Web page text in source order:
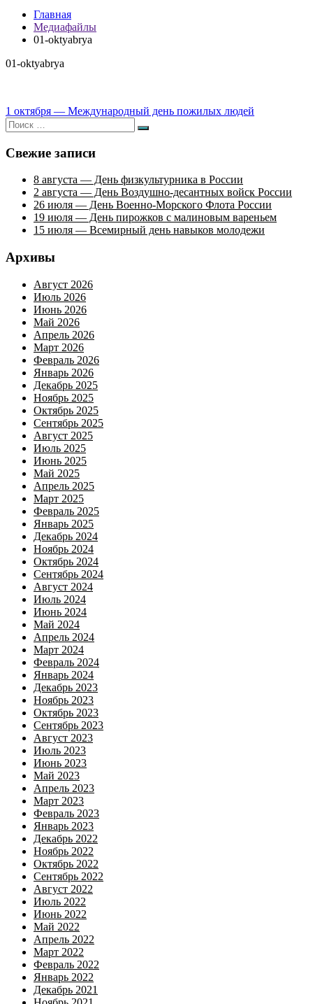
Главная
Медиафайлы
01-oktyabrya
01-oktyabrya
Навигация
по
записям
1 октября — Международный день пожилых людей
Искать:
Поиск
Свежие записи
8 августа — День физкультурника в России
2 августа — День Воздушно-десантных войск России
26 июля — День Военно-Морского Флота России
19 июля — День пирожков с малиновым вареньем
15 июля — Всемирный день навыков молодежи
Архивы
Август 2026
Июль 2026
Июнь 2026
Май 2026
Апрель 2026
Март 2026
Февраль 2026
Январь 2026
Декабрь 2025
Ноябрь 2025
Октябрь 2025
Сентябрь 2025
Август 2025
Июль 2025
Июнь 2025
Май 2025
Апрель 2025
Март 2025
Февраль 2025
Январь 2025
Декабрь 2024
Ноябрь 2024
Октябрь 2024
Сентябрь 2024
Август 2024
Июль 2024
Июнь 2024
Май 2024
Апрель 2024
Март 2024
Февраль 2024
Январь 2024
Декабрь 2023
Ноябрь 2023
Октябрь 2023
Сентябрь 2023
Август 2023
Июль 2023
Июнь 2023
Май 2023
Апрель 2023
Март 2023
Февраль 2023
Январь 2023
Декабрь 2022
Ноябрь 2022
Октябрь 2022
Сентябрь 2022
Август 2022
Июль 2022
Июнь 2022
Май 2022
Апрель 2022
Март 2022
Февраль 2022
Январь 2022
Декабрь 2021